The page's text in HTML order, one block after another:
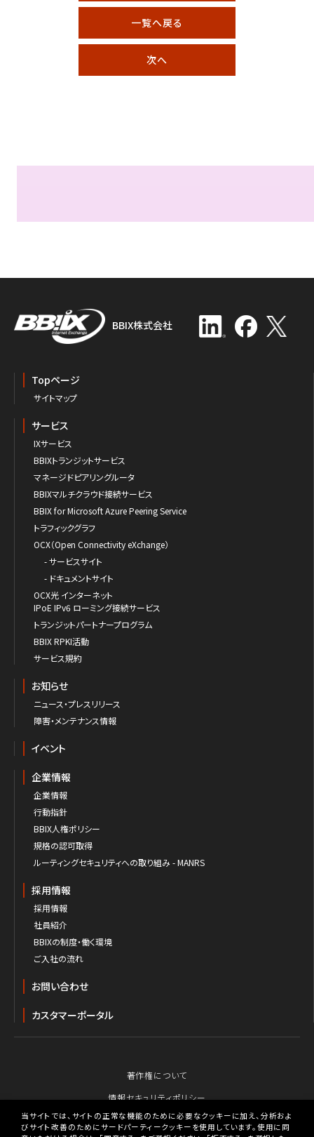
一覧へ戻る
次へ
BBIX株式会社
Topページ
サイトマップ
サービス
IXサービス
BBIXトランジットサービス
マネージドピアリングルータ
BBIXマルチクラウド接続サービス
BBIX for Microsoft Azure Peering Service
トラフィックグラフ
OCX（Open Connectivity eXchange）
- サービスサイト
- ドキュメントサイト
OCX光 インターネット
IPoE IPv6 ローミング接続サービス
トランジットパートナープログラム
BBIX RPKI活動
サービス規約
お知らせ
ニュース・プレスリリース
障害・メンテナンス情報
イベント
企業情報
企業情報
行動指針
BBIX人権ポリシー
規格の認可取得
ルーティングセキュリティへの取り組み - MANRS
採用情報
採用情報
社員紹介
BBIXの制度・働く環境
ご入社の流れ
お問い合わせ
カスタマーポータル
著作権について
情報セキュリティポリシー
個人情報保護のための行動指針
当サイトでは、サイトの正常な機能のために必要なクッキーに加え、分析およ
びサイト改善のためにサードパーティークッキーを使用しています。使用に同